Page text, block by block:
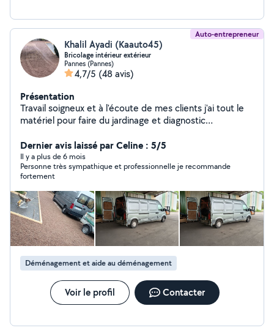
Auto-entrepreneur
Khalil Ayadi (Kaauto45)
Bricolage intérieur extérieur
Pannes (Pannes)
4,7/5 (48 avis)
Présentation
Travail soigneux et à l'écoute de mes clients j'ai tout le
matériel pour faire du jardinage et diagnostic
jardinage
Dernier avis laissé par Celine : 5/5
Il y a plus de 6 mois
Personne très sympathique et professionnelle je recommande
fortement
Déménagement et aide au déménagement
Voir le profil Contacter